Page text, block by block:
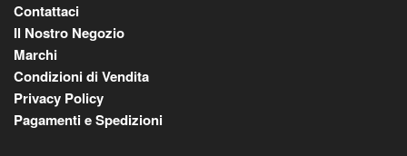
Contattaci
Il Nostro Negozio
Marchi
Condizioni di Vendita
Privacy Policy
Pagamenti e Spedizioni